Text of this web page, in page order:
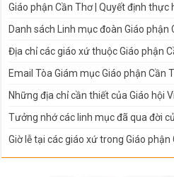
Giáo phận Cần Thơ | Quyết định
Danh sách Linh mục đoàn Giáo
Địa chỉ các giáo xứ thuộc Giáo phận
Email Tòa Giám mục Giáo phận Cần
Những địa chỉ cần thiết của Giáo hội
Tưởng nhớ các linh mục đã qua đời
Giờ lễ tại các giáo xứ trong Giáo phận